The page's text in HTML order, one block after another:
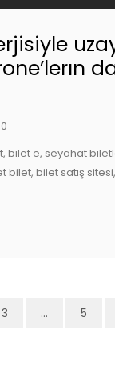
0
bilet e, seyahat
bilet, bilet satış
3 … 5